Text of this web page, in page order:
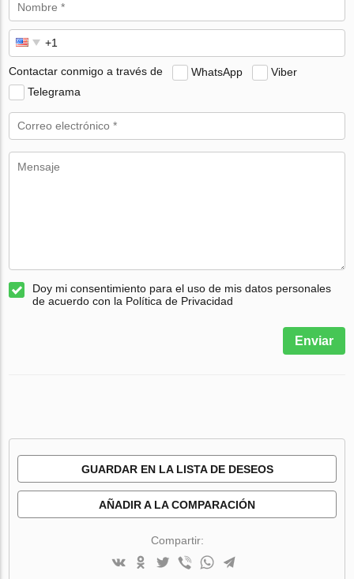
Contactar conmigo a través de WhatsApp
Viber
Telegrama
Doy mi consentimiento para el uso de mis datos personales
de acuerdo con la Política de Privacidad
Enviar
GUARDAR EN LA LISTA DE DESEOS
AÑADIR A LA COMPARACIÓN
Compartir: